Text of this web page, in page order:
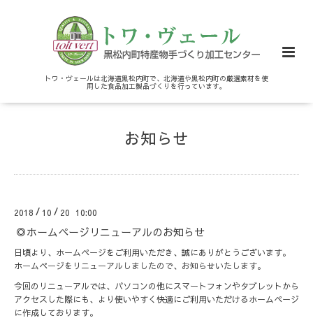
トワ・ヴェールは北海道黒松内町で、北海道や黒松内町の厳選素材を使
用した食品加工製品づくりを行っています。
お知らせ
2018 / 10 / 20 10:00
◎ホームページリニューアルのお知らせ
日頃より、ホームページをご利用いただき、誠にありがとうございます。
ホームページをリニューアルしましたので、お知らせいたします。
今回のリニューアルでは、パソコンの他にスマートフォンやタブレットから
アクセスした際にも、より使いやすく快適にご利用いただけるホームページ
に作成しております。